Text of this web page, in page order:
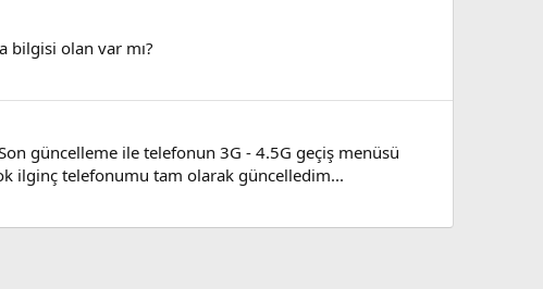
bilgisi olan var mı?
güncelleme ile telefonun 3G - 4.5G geçiş menüsü
ilginç telefonumu tam olarak güncelledim...